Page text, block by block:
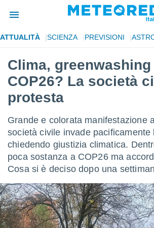
di
per
le
di
Web
le
ATTUALITÀ SCIENZA PREVISIONI
Clima,
COP26? La società
protesta
Grande e colorata manifestazione
società civile invade pacificamente
chiedendo giustizia climatica.
poca sostanza a COP26 ma
Cosa si è deciso dopo una